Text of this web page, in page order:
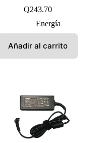
Q243.70
Energía
Añadir al carrito